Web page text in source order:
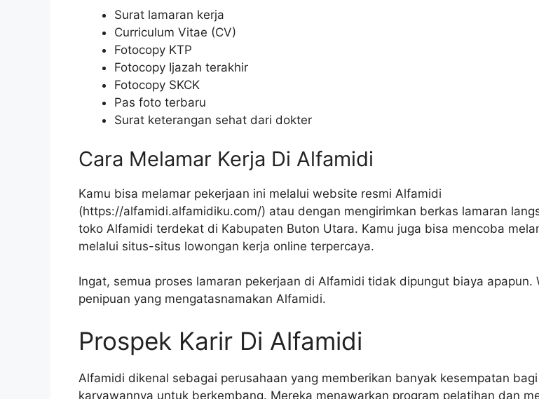
Surat lamaran kerja
Curriculum Vitae (CV)
Fotocopy KTP
Fotocopy Ijazah terakhir
Fotocopy SKCK
Pas foto terbaru
Surat keterangan sehat dari dokter
Cara Melamar Kerja Di Alfamidi
Kamu bisa melamar pekerjaan ini melalui website resmi Alfamidi
(https://alfamidi.alfamidiku.com/) atau dengan mengirimkan berkas lamaran
toko Alfamidi terdekat di Kabupaten Buton Utara. Kamu juga bisa mencoba
melalui situs-situs lowongan kerja online terpercaya.
Ingat, semua proses lamaran pekerjaan di Alfamidi tidak dipungut biaya apapun.
penipuan yang mengatasnamakan Alfamidi.
Prospek Karir Di Alfamidi
Alfamidi dikenal sebagai perusahaan yang memberikan banyak kesempatan bagi
karyawannya untuk berkembang. Mereka menawarkan program pelatihan dan